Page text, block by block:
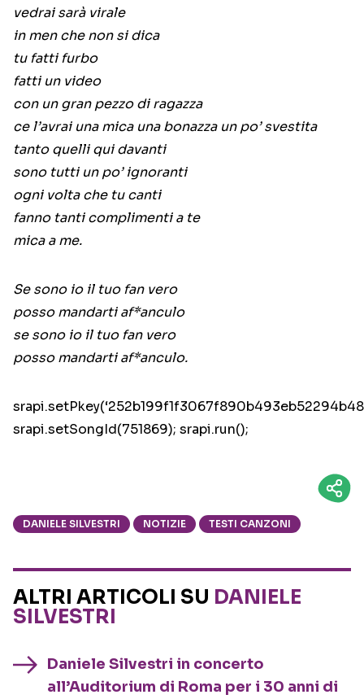
vedrai sarà virale
in men che non si dica
tu fatti furbo
fatti un video
con un gran pezzo di ragazza
ce l’avrai una mica una bonazza un po’ svestita
tanto quelli qui davanti
sono tutti un po’ ignoranti
ogni volta che tu canti
fanno tanti complimenti a te
mica a me.
Se sono io il tuo fan vero
posso mandarti af*anculo
se sono io il tuo fan vero
posso mandarti af*anculo.
srapi.setSongId(751869); srapi.run();
DANIELE SILVESTRI NOTIZIE TESTI CANZONI
ALTRI ARTICOLI SU DANIELE
SILVESTRI
Daniele Silvestri in concerto
all’Auditorium di Roma per i 30 anni di